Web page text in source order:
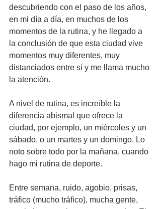
descubriendo con el paso de los años,
en mi día a día, en muchos de los
momentos de la rutina, y he llegado a
la conclusión de que esta ciudad vive
momentos muy diferentes, muy
distanciados entre sí y me llama mucho
la atención.
A nivel de rutina, es increíble la
diferencia abismal que ofrece la
ciudad, por ejemplo, un miércoles y un
sábado, o un martes y un domingo. Lo
noto sobre todo por la mañana, cuando
hago mi rutina de deporte.
Entre semana, ruido, agobio, prisas,
tráfico (mucho tráfico), mucha gente,